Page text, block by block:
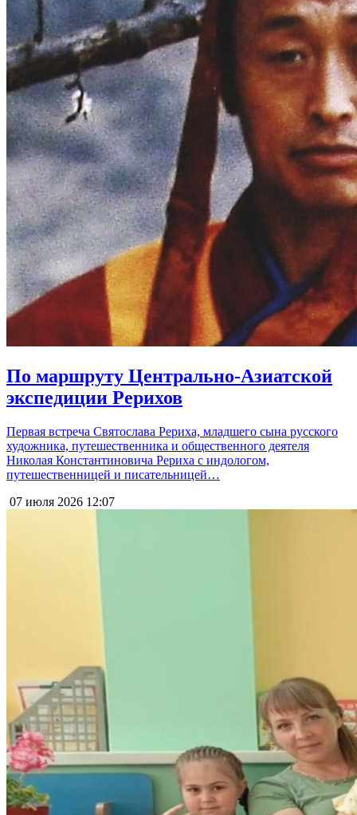
По маршруту Центрально-Азиатской
экспедиции Рерихов
Первая встреча Святослава Рериха, младшего сына русского
художника, путешественника и общественного деятеля
Николая Константиновича Рериха с индологом,
путешественницей и писательницей…
07 июля 2026 12:07